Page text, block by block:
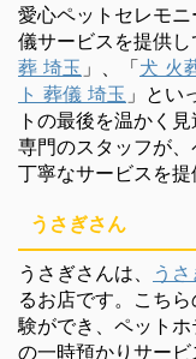
愛心ペットセレモ
儀サービスを提供
葬 埼玉 」、「犬 火
ト 葬儀 埼玉 」とい
トの最後を温かく
専門のスタッフが
丁寧なサービスを提
うさぎさん
うさぎさんは、 う
るお店です。こち
験ができ、ペット
の一時預かりサー